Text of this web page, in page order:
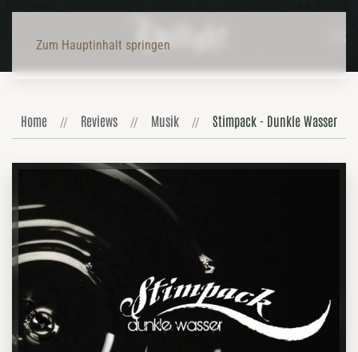
Zum Hauptinhalt springen
Home Reviews Musik Stimpack - Dunkle Wasser